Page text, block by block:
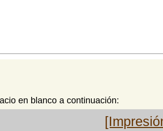
en blanco a continuación: